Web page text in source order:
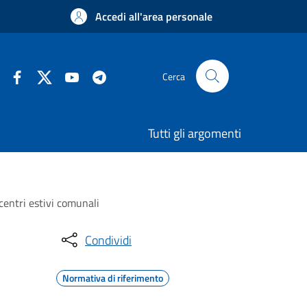
Accedi all'area personale
Cerca
Tutti gli argomenti
estivi comunali
Condividi
Normativa di riferimento